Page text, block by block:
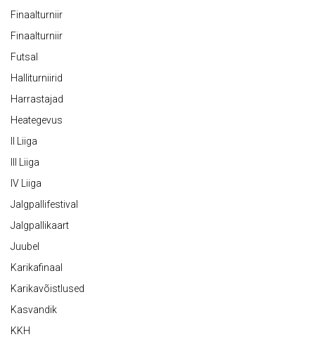
Finaalturniir
Finaalturniir
Futsal
Halliturniirid
Harrastajad
Heategevus
II Liiga
III Liiga
IV Liiga
Jalgpallifestival
Jalgpallikaart
Juubel
Karikafinaal
Karikavõistlused
Kasvandik
KKH